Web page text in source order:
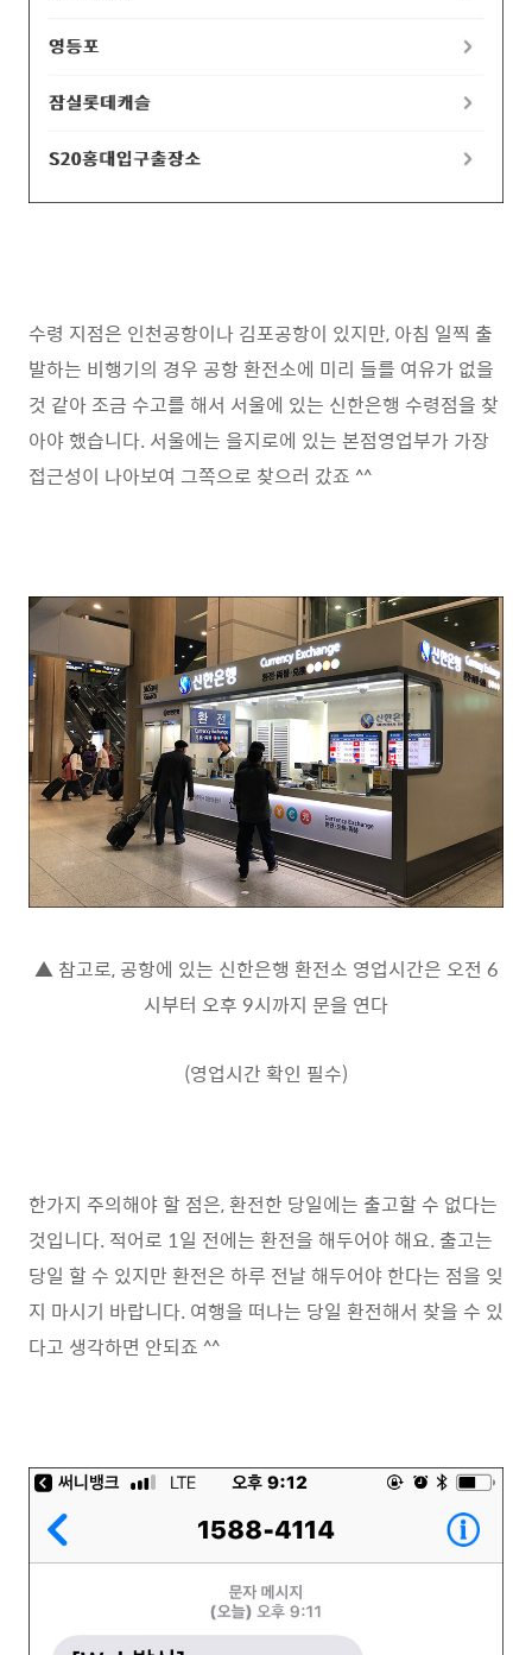
수령 지점은 인천공항이나 김포공항이 있지만, 아침 일찍 출
발하는 비행기의 경우 공항 환전소에 미리 들를 여유가 없을
것 같아 조금 수고를 해서 서울에 있는 신한은행 수령점을 찾
아야 했습니다. 서울에는 을지로에 있는 본점영업부가 가장
접근성이 나아보여 그쪽으로 찾으러 갔죠 ^^
▲ 참고로, 공항에 있는 신한은행 환전소 영업시간은 오전 6
시부터 오후 9시까지 문을 연다
(영업시간 확인 필수)
한가지 주의해야 할 점은, 환전한 당일에는 출고할 수 없다는
것입니다. 적어로 1일 전에는 환전을 해두어야 해요. 출고는
당일 할 수 있지만 환전은 하루 전날 해두어야 한다는 점을 잊
지 마시기 바랍니다. 여행을 떠나는 당일 환전해서 찾을 수 있
다고 생각하면 안되죠 ^^